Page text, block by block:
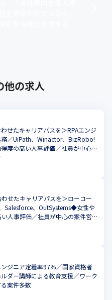
現在）。
他の求人
せたキャリアパスを＞RPAエンジ
／UiPath、Winactor、BizRobo!
度の高い人事評価／社員が中心の
ア定着率97%
せたキャリアパスを＞ローコー
Salesforce、OutSystems◆女性や
人事評価／社員が中心の案件営業
97%
ジニア定着率97％／国家資格者
ダー講師による教育支援／ワーク
案件多数